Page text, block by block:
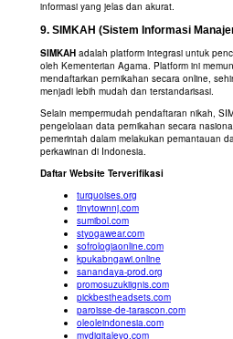
informasi yang jelas dan akurat.
9. SIMKAH (Sistem Informasi
SIMKAH adalah platform integrasi untuk
oleh Kementerian Agama. Platform ini
mendaftarkan pernikahan secara online,
menjadi lebih mudah dan terstandarisasi.
Selain mempermudah pendaftaran nikah,
pengelolaan data pernikahan secara
pemerintah dalam melakukan pemantauan
perkawinan di Indonesia.
Daftar Website Terverifikasi
turquoises.org
tinytownnj.com
sumibol.com
styogawear.com
sofrologiaonline.com
kpukabngawi.online
sanandaya-prod.org
promosuzukiignis.com
pickbestheadsets.com
paroisse-de-tarascon.com
oleoleindonesia.com
mydigitalevo.com